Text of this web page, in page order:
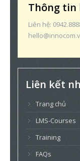
Thông tin
Liên hệ:
Liên kết
Trang chủ
LMS-Courses
Training
FAQs